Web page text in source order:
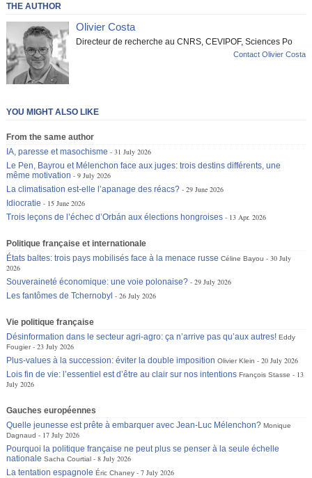
THE AUTHOR
Olivier Costa
Directeur de recherche au CNRS, CEVIPOF, Sciences Po
Contact Olivier Costa
YOU MIGHT ALSO LIKE
From the same author
IA, paresse et masochisme
31 July 2026
Le Pen, Bayrou et Mélenchon face aux juges: trois destins différents, une
même motivation
9 July 2026
La climatisation est-elle l’apanage des réacs?
29 June 2026
Idiocratie
15 June 2026
Trois leçons de l’échec d’Orbán aux élections hongroises
13 Apr. 2026
Politique française et internationale
États baltes: trois pays mobilisés face à la menace russe Céline Bayou
30 July
2026
Souveraineté économique: une voie polonaise?
29 July 2026
Les fantômes de Tchernobyl
26 July 2026
Vie politique française
Désinformation dans le secteur agri-agro: ça n’arrive pas qu’aux autres! Eddy
Fougier
23 July 2026
Plus-values à la succession: éviter la double imposition Olivier Klein
20 July 2026
Lois fin de vie: l’essentiel est d’être au clair sur nos intentions François Stasse
13
July 2026
Gauches européennes
Quelle jeunesse est prête à embarquer avec Jean-Luc Mélenchon? Monique
Dagnaud
17 July 2026
Pourquoi la politique française ne peut plus se penser à la seule échelle
nationale Sacha Courtial
8 July 2026
La tentation espagnole Éric Chaney 7 July 2026